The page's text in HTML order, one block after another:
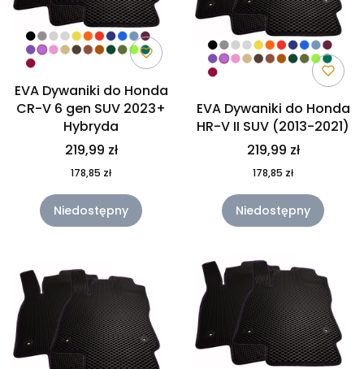
EVA Dywaniki do Honda
CR-V 6 gen SUV 2023+
Hybryda
219,99 zł
178,85 zł
Niedostępny
EVA Dywaniki do Honda
HR-V II SUV (2013-2021)
219,99 zł
178,85 zł
Niedostępny